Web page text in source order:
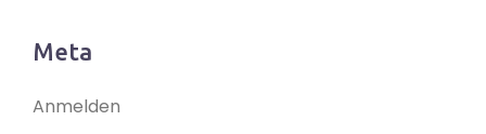
Meta
Anmelden